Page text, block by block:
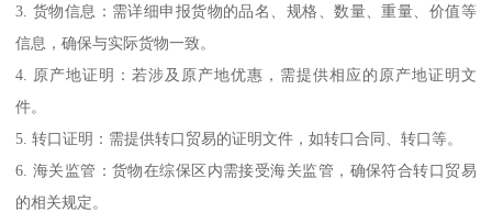
3. 货物信息：需详细申报货物的品名、规格、数量、重量、价值等
信息，确保与实际货物一致。
4. 原产地证明：若涉及原产地优惠，需提供相应的原产地证明文
件。
5. 转口证明：需提供转口贸易的证明文件，如转口合同、转口等。
6. 海关监管：货物在综保区内需接受海关监管，确保符合转口贸易
的相关规定。